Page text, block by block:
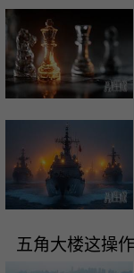
五角大楼这操